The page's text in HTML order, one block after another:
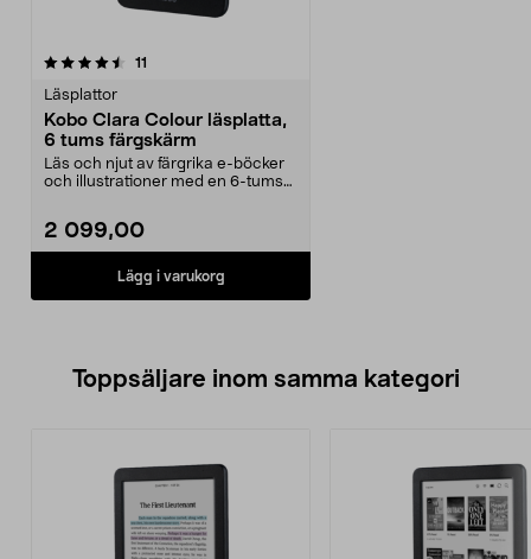
11
Läsplattor
Kobo Clara Colour läsplatta,
6 tums färgskärm
Läs och njut av färgrika e-böcker
och illustrationer med en 6-tums
2 099,00
Lägg i varukorg
Toppsäljare inom samma kategori